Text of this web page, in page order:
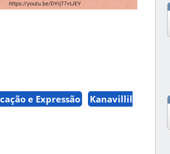
e Expressão
Kanavillil